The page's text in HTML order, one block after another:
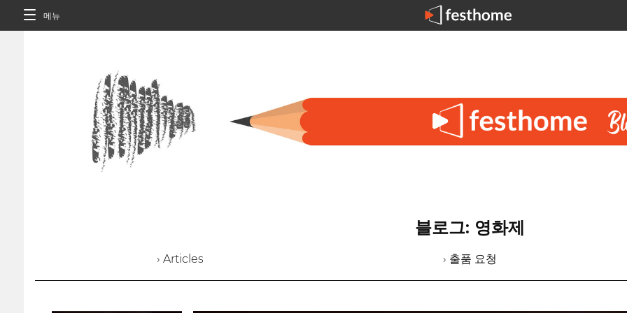
메뉴
블로그: 영화제
› Articles › 출품 요청